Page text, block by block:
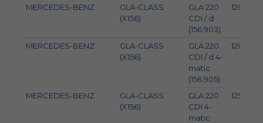
MERCEDES-BENZ
GLA-CLASS
(X156)
GLA 220
CDI / d
(156.903)
120
MERCEDES-BENZ
GLA-CLASS
(X156)
GLA 220
CDI / d 4-
matic
(156.905)
120
MERCEDES-BENZ
GLA-CLASS
(X156)
GLA 220
CDI 4-
matic
125